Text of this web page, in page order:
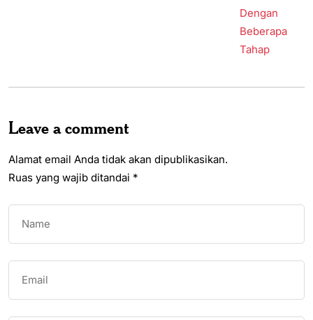
Leave a comment
Alamat email Anda tidak akan dipublikasikan.
Ruas yang wajib ditandai *